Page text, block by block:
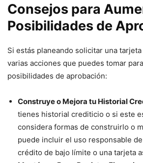
Consejos para
Posibilidades de
Si estás planeando solicitar una
varias acciones que puedes tomar
posibilidades de aprobación:
Construye o Mejora tu Historial
tienes historial crediticio o si este
considera formas de construirlo o
puede incluir el uso responsable
crédito de bajo límite o una tarjeta